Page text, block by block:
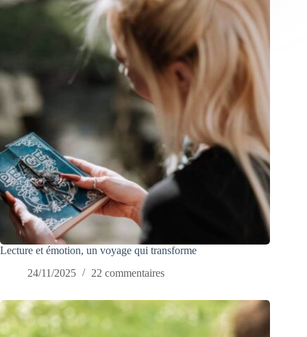
Lecture et émotion, un voyage qui transforme
24/11/2025
22 commentaires